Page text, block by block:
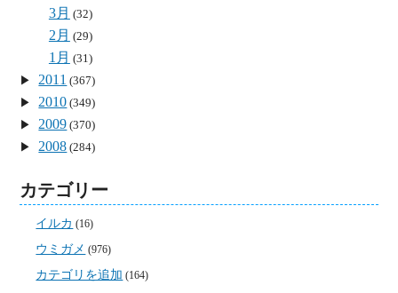
3月 (32)
2月 (29)
1月 (31)
2011 (367)
2010 (349)
2009 (370)
2008 (284)
カテゴリー
イルカ (16)
ウミガメ (976)
カテゴリを追加 (164)